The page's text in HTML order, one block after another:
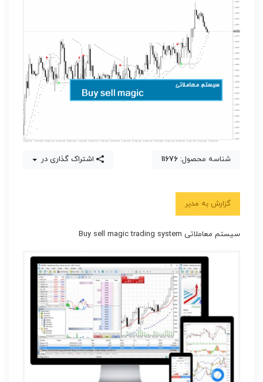
شناسه محصول: 11676 اشتراک گذاری در
گزارش به مدیر
سیستم معاملاتی Buy sell magic trading system